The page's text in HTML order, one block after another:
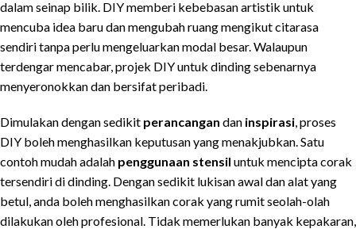
dalam seinap bilik. DIY memberi kebebasan artistik untuk
mencuba idea baru dan mengubah ruang mengikut citarasa
sendiri tanpa perlu mengeluarkan modal besar. Walaupun
terdengar mencabar, projek DIY untuk dinding sebenarnya
menyeronokkan dan bersifat peribadi.
Dimulakan dengan sedikit perancangan dan inspirasi , proses
DIY boleh menghasilkan keputusan yang menakjubkan. Satu
contoh mudah adalah penggunaan stensil untuk mencipta corak
tersendiri di dinding. Dengan sedikit lukisan awal dan alat yang
betul, anda boleh menghasilkan corak yang rumit seolah-olah
dilakukan oleh profesional. Tidak memerlukan banyak kepakaran,